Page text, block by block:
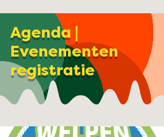
Agenda |
Evenementen
registratie